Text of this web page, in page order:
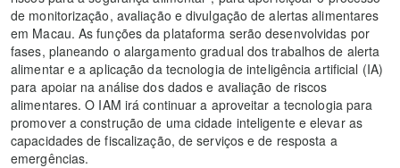
de monitorização, avaliação e divulgação de alertas alimentares
em Macau. As funções da plataforma serão desenvolvidas por
fases, planeando o alargamento gradual dos trabalhos de alerta
alimentar e a aplicação da tecnologia de inteligência artificial (IA)
para apoiar na análise dos dados e avaliação de riscos
alimentares. O IAM irá continuar a aproveitar a tecnologia para
promover a construção de uma cidade inteligente e elevar as
capacidades de fiscalização, de serviços e de resposta a
emergências.